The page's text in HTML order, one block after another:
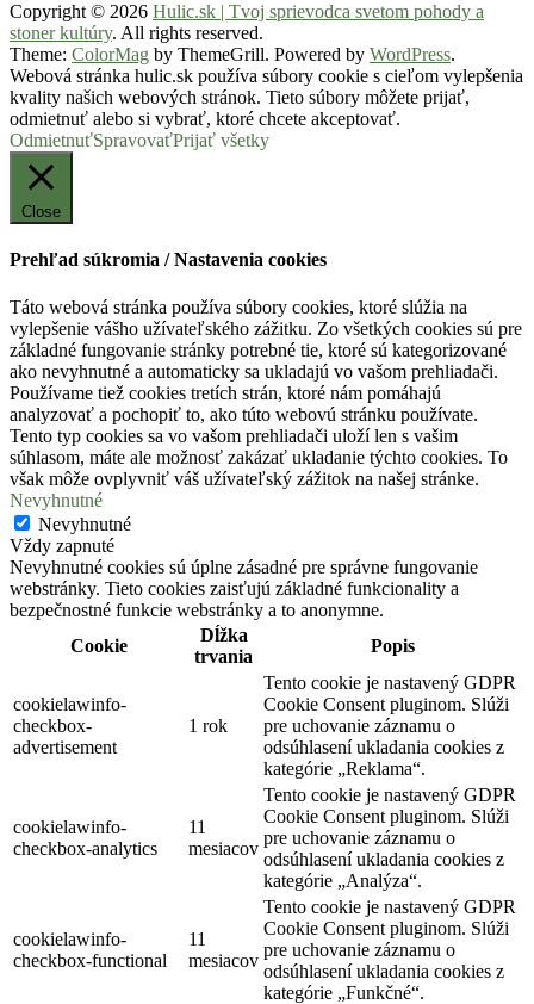
Copyright © 2026 Hulic.sk | Tvoj sprievodca svetom pohody a
stoner kultúry. All rights reserved.
Theme: ColorMag by ThemeGrill. Powered by WordPress.
Webová stránka hulic.sk používa súbory cookie s cieľom vylepšenia
kvality našich webových stránok. Tieto súbory môžete prijať,
odmietnuť alebo si vybrať, ktoré chcete akceptovať.
OdmietnuťSpravovaťPrijať všetky
Close
Prehľad súkromia / Nastavenia cookies
Táto webová stránka používa súbory cookies, ktoré slúžia na
vylepšenie vášho užívateľského zážitku. Zo všetkých cookies sú pre
základné fungovanie stránky potrebné tie, ktoré sú kategorizované
ako nevyhnutné a automaticky sa ukladajú vo vašom prehliadači.
Používame tiež cookies tretích strán, ktoré nám pomáhajú
analyzovať a pochopiť to, ako túto webovú stránku používate.
Tento typ cookies sa vo vašom prehliadači uloží len s vašim
súhlasom, máte ale možnosť zakázať ukladanie týchto cookies. To
však môže ovplyvniť váš užívateľský zážitok na našej stránke.
Nevyhnutné
Nevyhnutné
Vždy zapnuté
Nevyhnutné cookies sú úplne zásadné pre správne fungovanie
webstránky. Tieto cookies zaisťujú základné funkcionality a
bezpečnostné funkcie webstránky a to anonymne.
Cookie
Dĺžka
trvania
Popis
cookielawinfo-
checkbox-
advertisement
1 rok
Tento cookie je nastavený GDPR
Cookie Consent pluginom. Slúži
pre uchovanie záznamu o
odsúhlasení ukladania cookies z
kategórie „Reklama“.
cookielawinfo-
checkbox-analytics
11
mesiacov
Tento cookie je nastavený GDPR
Cookie Consent pluginom. Slúži
pre uchovanie záznamu o
odsúhlasení ukladania cookies z
kategórie „Analýza“.
cookielawinfo-
checkbox-functional
11
mesiacov
Tento cookie je nastavený GDPR
Cookie Consent pluginom. Slúži
pre uchovanie záznamu o
odsúhlasení ukladania cookies z
kategórie „Funkčné“.